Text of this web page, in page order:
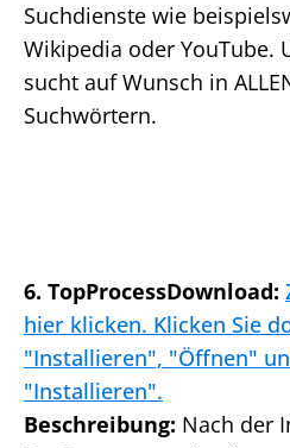
Suchdienste wie
Wikipedia oder YouTube.
sucht auf Wunsch in
Suchwörtern.
6. TopProcessDownload:
hier klicken. Klicken Sie
"Installieren", "Öffnen"
"Installieren".
Beschreibung: Nach der